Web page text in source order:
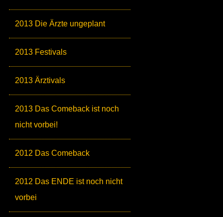
2013 Die Ärzte ungeplant
2013 Festivals
2013 Ärztivals
2013 Das Comeback ist noch
nicht vorbei!
2012 Das Comeback
2012 Das ENDE ist noch nicht
vorbei